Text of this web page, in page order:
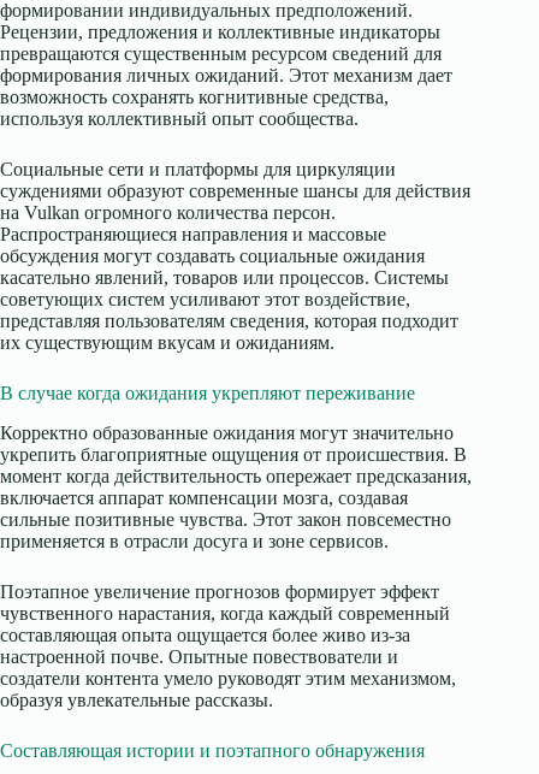
формировании индивидуальных предположений.
Рецензии, предложения и коллективные индикаторы
превращаются существенным ресурсом сведений для
формирования личных ожиданий. Этот механизм дает
возможность сохранять когнитивные средства,
используя коллективный опыт сообщества.
Социальные сети и платформы для циркуляции
суждениями образуют современные шансы для действия
на Vulkan огромного количества персон.
Распространяющиеся направления и массовые
обсуждения могут создавать социальные ожидания
касательно явлений, товаров или процессов. Системы
советующих систем усиливают этот воздействие,
представляя пользователям сведения, которая подходит
их существующим вкусам и ожиданиям.
В случае когда ожидания укрепляют переживание
Корректно образованные ожидания могут значительно
укрепить благоприятные ощущения от происшествия. В
момент когда действительность опережает предсказания,
включается аппарат компенсации мозга, создавая
сильные позитивные чувства. Этот закон повсеместно
применяется в отрасли досуга и зоне сервисов.
Поэтапное увеличение прогнозов формирует эффект
чувственного нарастания, когда каждый современный
составляющая опыта ощущается более живо из-за
настроенной почве. Опытные повествователи и
создатели контента умело руководят этим механизмом,
образуя увлекательные рассказы.
Составляющая истории и поэтапного обнаружения